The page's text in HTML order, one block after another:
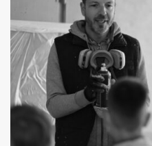
GÖNNEREI
SHOP
MITMACHEN